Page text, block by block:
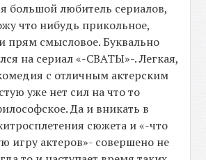
я большой любитель сериалов,
что нибудь прикольное,
прям смысловое. Буквально
на сериал «-СВАТЫ»-. Легкая,
с отличным актерским
уже нет сил на что то
Да и вникать в
сюжета и «-что
игру актеров»- совершено не